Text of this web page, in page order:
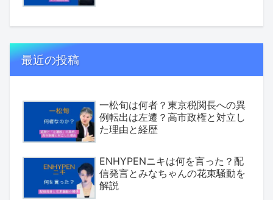
最近の投稿
一松旬は何者？東京税関長への異
例転出は左遷？高市政権と対立し
た理由と経歴
ENHYPENニキは何を言った？配
信発言とみなちゃんの花束騒動を
解説